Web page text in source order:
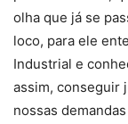
olha que já se
loco, para ele
Industrial e
assim, conseguir
nossas